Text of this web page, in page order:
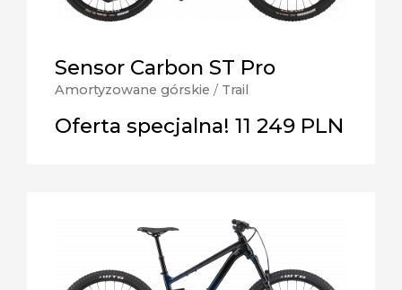
Sensor Carbon ST Pro
Amortyzowane górskie / Trail
Oferta specjalna! 11 249 PLN